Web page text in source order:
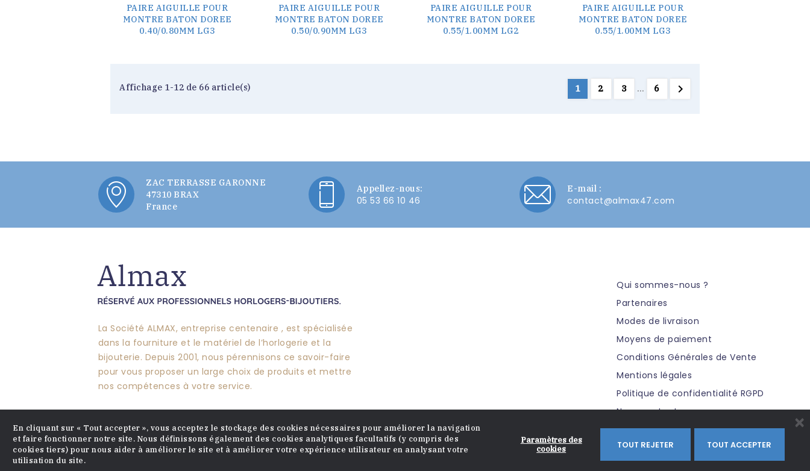
PAIRE AIGUILLE POUR
MONTRE BATON DOREE
0.40/0.80MM LG3
PAIRE AIGUILLE POUR
MONTRE BATON DOREE
0.50/0.90MM LG3
PAIRE AIGUILLE POUR
MONTRE BATON DOREE
0.55/1.00MM LG2
PAIRE AIGUILLE POUR
MONTRE BATON DOREE
0.55/1.00MM LG3
Affichage 1-12 de 66 article(s) 1 2 3 … 6 
ZAC TERRASSE GARONNE
47310 BRAX
France
Appellez-nous:
05 53 66 10 46
E-mail :
contact@almax47.com
La Société ALMAX, entreprise centenaire , est spécialisée
dans la fourniture et le matériel de l’horlogerie et la
bijouterie. Depuis 2001, nous pérennisons ce savoir-faire
pour vous proposer un large choix de produits et mettre
nos compétences à votre service.
Qui sommes-nous ?
Partenaires
Modes de livraison
Moyens de paiement
Conditions Générales de Vente
Mentions légales
Politique de confidentialité RGPD
Nous contacter
×
En cliquant sur « Tout accepter », vous acceptez le stockage des cookies nécessaires pour améliorer la navigation
et faire fonctionner notre site. Nous définissons également des cookies analytiques facultatifs (y compris des
cookies tiers) pour nous aider à améliorer le site et à améliorer votre expérience utilisateur en analysant votre
utilisation du site.
Paramètres des
cookies
TOUT REJETER TOUT ACCEPTER